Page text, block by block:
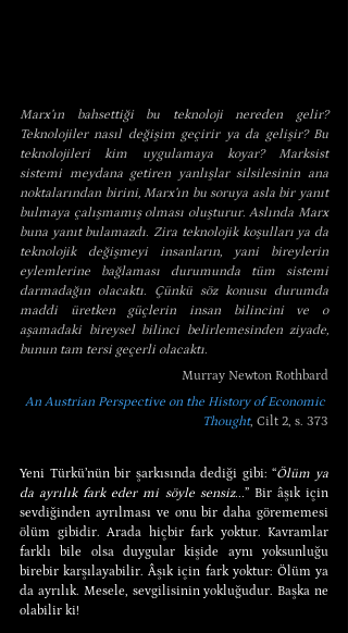
Marx’ın bahsettiği bu teknoloji nereden gelir?
Teknolojiler nasıl değişim geçirir ya da gelişir? Bu
teknolojileri kim uygulamaya koyar? Marksist
sistemi meydana getiren yanlışlar silsilesinin ana
noktalarından birini, Marx’ın bu soruya asla bir yanıt
bulmaya çalışmamış olması oluşturur. Aslında Marx
buna yanıt bulamazdı. Zira teknolojik koşulları ya da
teknolojik değişmeyi insanların, yani bireylerin
eylemlerine bağlaması durumunda tüm sistemi
darmadağın olacaktı. Çünkü söz konusu durumda
maddi üretken güçlerin insan bilincini ve o
aşamadaki bireysel bilinci belirlemesinden ziyade,
bunun tam tersi geçerli olacaktı.
Murray Newton Rothbard
An Austrian Perspective on the History of Economic
Thought, Cilt 2, s. 373
Yeni Türkü’nün bir şarkısında dediği gibi: “Ölüm ya
da ayrılık fark eder mi söyle sensiz... ” Bir âşık için
sevdiğinden ayrılması ve onu bir daha görememesi
ölüm gibidir. Arada hiçbir fark yoktur. Kavramlar
farklı bile olsa duygular kişide aynı yoksunluğu
birebir karşılayabilir. Âşık için fark yoktur: Ölüm ya
da ayrılık. Mesele, sevgilisinin yokluğudur. Başka ne
olabilir ki!